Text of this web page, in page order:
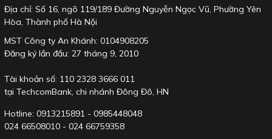
Dụng cụ sửa
Địa chỉ: Số 16, ngõ 119/189 Đường Nguyễn Ngọc Vũ, Phường Yên
Hòa, Thành phố Hà Nội
MST Công ty An Khánh: 0104908205
Đăng ký lần đầu: 27 tháng 9, 2010
Tài khoản số: 110 2328 3666 011
tại TechcomBank, chi nhánh Đông Đô, HN
Hotline: 0913215891 - 0985448048
024 66508010 - 024 66759358